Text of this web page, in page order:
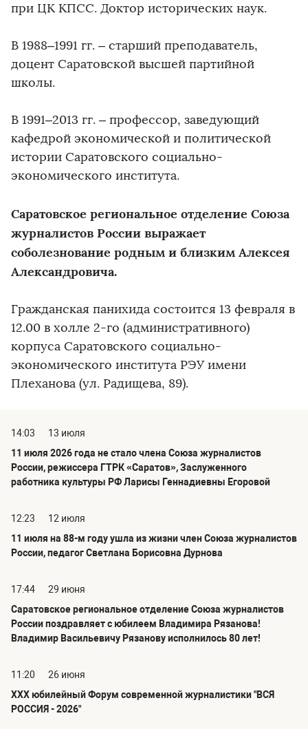
при ЦК КПСС. Доктор исторических наук.
В 1988–1991 гг. – старший преподаватель,
доцент Саратовской высшей партийной
школы.
В 1991–2013 гг. – профессор, заведующий
кафедрой экономической и политической
истории Саратовского социально-
экономического института.
Саратовское региональное отделение Союза
журналистов России выражает
соболезнование родным и близким Алексея
Александровича.
Гражданская панихида состоится 13 февраля в
12.00 в холле 2-го (административного)
корпуса Саратовского социально-
экономического института РЭУ имени
Плеханова (ул. Радищева, 89).
14:03
13 июля
11 июля 2026 года не стало члена Союза журналистов
России, режиссера ГТРК «Саратов», Заслуженного
работника культуры РФ Ларисы Геннадиевны Егоровой
12:23
12 июля
11 июля на 88-м году ушла из жизни член Союза журналистов
России, педагог Светлана Борисовна Дурнова
17:44
29 июня
Саратовское региональное отделение Союза журналистов
России поздравляет с юбилеем Владимира Рязанова!
Владимир Васильевичу Рязанову исполнилось 80 лет!
11:20
26 июня
ХХХ юбилейный Форум современной журналистики "ВСЯ
РОССИЯ - 2026"